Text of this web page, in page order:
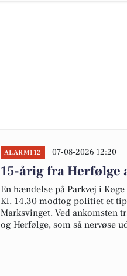
ALARM112 07-08-2026 12:20
15-årig fra Herfølge
En hændelse på Parkvej i
Kl. 14.30 modtog politiet et
Marksvinget. Ved ankomsten
og Herfølge, som så nervøse